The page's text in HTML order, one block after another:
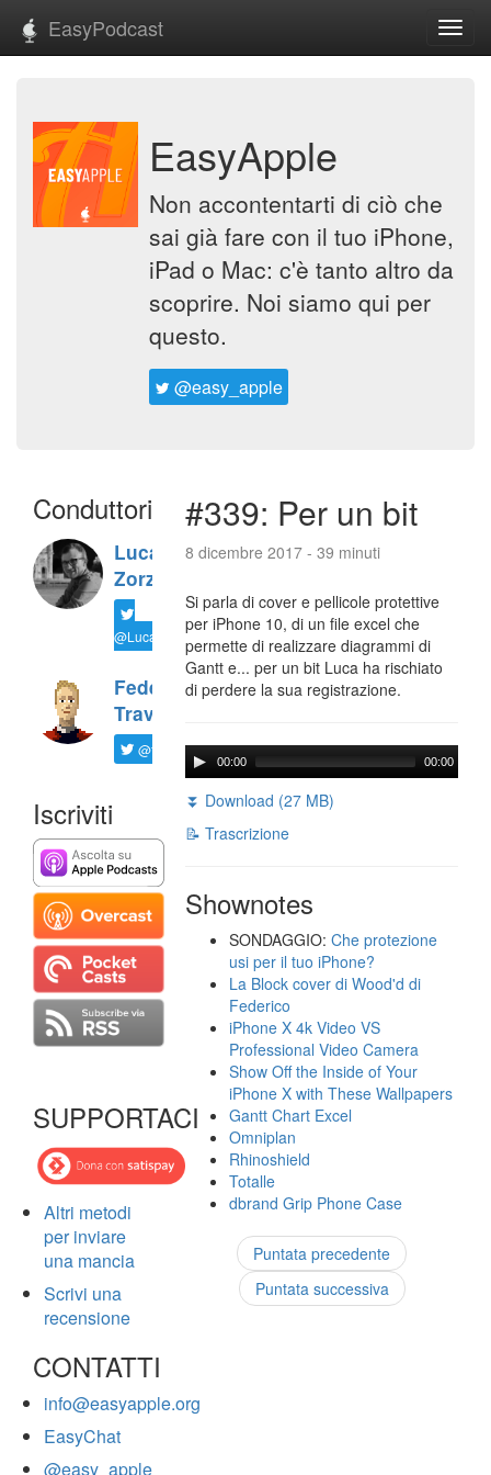
EasyPodcast
EasyApple
Non accontentarti di ciò che
sai già fare con il tuo iPhone,
iPad o Mac: c'è tanto altro da
scoprire. Noi siamo qui per
questo.
@easy_apple
Conduttori
Luca
Zorzi
@LucaTNT
Federico
Travaini
@ftrava
Iscriviti
SUPPORTACI
Altri metodi
per inviare
una mancia
Scrivi una
recensione
CONTATTI
info@easyapple.org
EasyChat
@easy_apple
#339: Per un bit
8 dicembre 2017 - 39 minuti
Si parla di cover e pellicole protettive
per iPhone 10, di un file excel che
permette di realizzare diagrammi di
Gantt e... per un bit Luca ha rischiato
di perdere la sua registrazione.
00:00 00:00
⏬ Download (27 MB)
📝 Trascrizione
Shownotes
SONDAGGIO:Che protezione
usi per il tuo iPhone?
La Block cover di Wood'd di
Federico
iPhone X 4k Video VS
Professional Video Camera
Show Off the Inside of Your
iPhone X with These Wallpapers
Gantt Chart Excel
Omniplan
Rhinoshield
Totalle
dbrand Grip Phone Case
Puntata precedente
Puntata successiva